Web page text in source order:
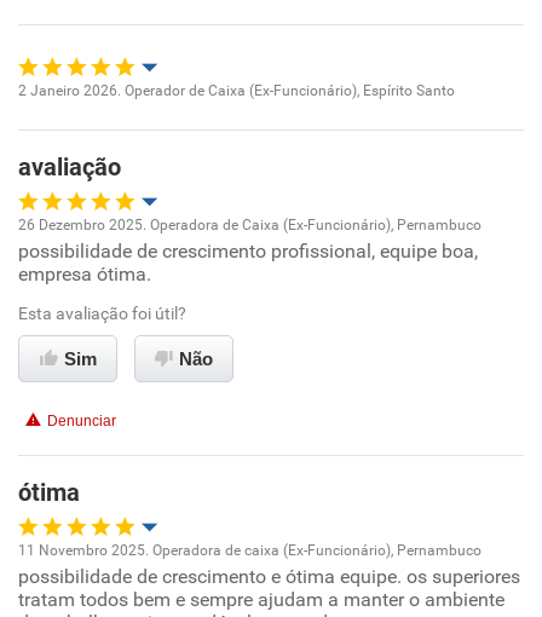
Ambiente de trabalho
Conciliação com a vida familiar
Não recomenda esta empresa
2 Janeiro 2026. Operador de Caixa (Ex-Funcionário), Espírito Santo
avaliação
Oportunidade de promoção
Ambiente de trabalho
Conciliação com a vida familiar
Recomenda esta empresa
26 Dezembro 2025. Operadora de Caixa (Ex-Funcionário), Pernambuco
possibilidade de crescimento profissional, equipe boa,
empresa ótima.
Esta avaliação foi útil?
Sim Não
Denunciar
ótima
Oportunidade de promoção
11 Novembro 2025. Operadora de caixa (Ex-Funcionário), Pernambuco
possibilidade de crescimento e ótima equipe. os superiores
tratam todos bem e sempre ajudam a manter o ambiente